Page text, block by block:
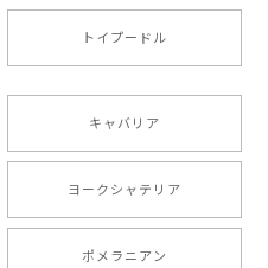
んの名前や電話番号も分か
とうございました❁⃘*.ﾟ
ろしくお願いいたします。
【 自然に囲まれた ダックスフンド 】 キャニスター 保存容器 お家用 プレゼント 犬 ペット うちの子 犬グッズ
トイプードル
キャバリア
ヨークシャテリア
ポメラニアン